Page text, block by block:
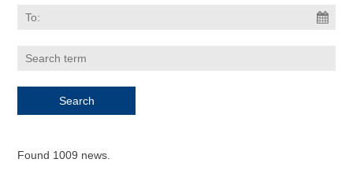
Found 1009 news.